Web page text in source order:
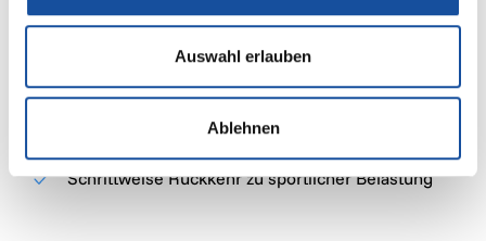
Auswahl erlauben
Ablehnen
Physiotherapie zur Stärkung der Oberschenkel-
und Hüftmuskulatur
Schrittweise Rückkehr zu sportlicher Belastung